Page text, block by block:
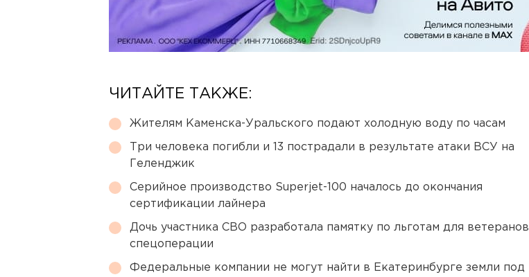
ЧИТАЙТЕ ТАКЖЕ:
Жителям Каменска-Уральского подают холодную воду по часам
Три человека погибли и 13 пострадали в результате атаки ВСУ на
Геленджик
Серийное производство Superjet-100 началось до окончания
сертификации лайнера
Дочь участника СВО разработала памятку по льготам для ветеранов
спецоперации
Федеральные компании не могут найти в Екатеринбурге земли под